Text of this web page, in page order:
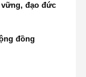
đạo đức
đồng